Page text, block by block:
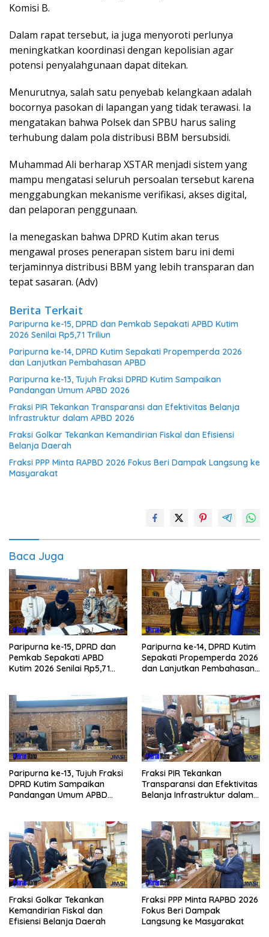
Komisi B.
Dalam rapat tersebut, ia juga menyoroti perlunya
meningkatkan koordinasi dengan kepolisian agar
potensi penyalahgunaan dapat ditekan.
Menurutnya, salah satu penyebab kelangkaan adalah
bocornya pasokan di lapangan yang tidak terawasi. Ia
mengatakan bahwa Polsek dan SPBU harus saling
terhubung dalam pola distribusi BBM bersubsidi.
Muhammad Ali berharap XSTAR menjadi sistem yang
mampu mengatasi seluruh persoalan tersebut karena
menggabungkan mekanisme verifikasi, akses digital,
dan pelaporan penggunaan.
Ia menegaskan bahwa DPRD Kutim akan terus
mengawal proses penerapan sistem baru ini demi
terjaminnya distribusi BBM yang lebih transparan dan
tepat sasaran. (Adv)
Berita Terkait
Paripurna ke-15, DPRD dan Pemkab Sepakati APBD Kutim
2026 Senilai Rp5,71 Triliun
Paripurna ke-14, DPRD Kutim Sepakati Propemperda 2026
dan Lanjutkan Pembahasan APBD
Paripurna ke-13, Tujuh Fraksi DPRD Kutim Sampaikan
Pandangan Umum APBD 2026
Fraksi PIR Tekankan Transparansi dan Efektivitas Belanja
Infrastruktur dalam APBD 2026
Fraksi Golkar Tekankan Kemandirian Fiskal dan Efisiensi
Belanja Daerah
Fraksi PPP Minta RAPBD 2026 Fokus Beri Dampak Langsung ke
Masyarakat
Baca Juga
Paripurna ke-15, DPRD dan
Pemkab Sepakati APBD
Kutim 2026 Senilai Rp5,71
Paripurna ke-14, DPRD Kutim
Sepakati Propemperda 2026
dan Lanjutkan Pembahasan
Paripurna ke-13, Tujuh Fraksi
DPRD Kutim Sampaikan
Pandangan Umum APBD
Fraksi PIR Tekankan
Transparansi dan Efektivitas
Belanja Infrastruktur dalam
Fraksi Golkar Tekankan
Kemandirian Fiskal dan
Efisiensi Belanja Daerah
Fraksi PPP Minta RAPBD 2026
Fokus Beri Dampak
Langsung ke Masyarakat